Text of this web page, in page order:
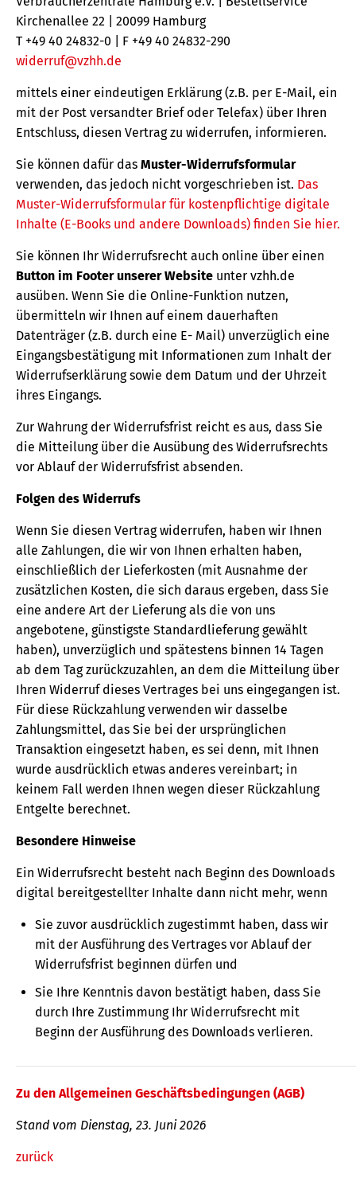
Kirchenallee 22 | 20099 Hamburg
T +49 40 24832-0 | F +49 40 24832-290
widerruf@vzhh.de
mittels einer eindeutigen Erklärung (z.B. per E-Mail, ein
mit der Post versandter Brief oder Telefax) über Ihren
Entschluss, diesen Vertrag zu widerrufen, informieren.
Sie können dafür das Muster-Widerrufsformular
verwenden, das jedoch nicht vorgeschrieben ist. Das
Muster-Widerrufsformular für kostenpflichtige digitale
Inhalte (E-Books und andere Downloads) finden Sie hier.
Sie können Ihr Widerrufsrecht auch online über einen
Button im Footer unserer Website unter vzhh.de
ausüben. Wenn Sie die Online-Funktion nutzen,
übermitteln wir Ihnen auf einem dauerhaften
Datenträger (z.B. durch eine E- Mail) unverzüglich eine
Eingangsbestätigung mit Informationen zum Inhalt der
Widerrufserklärung sowie dem Datum und der Uhrzeit
ihres Eingangs.
Zur Wahrung der Widerrufsfrist reicht es aus, dass Sie
die Mitteilung über die Ausübung des Widerrufsrechts
vor Ablauf der Widerrufsfrist absenden.
Folgen des Widerrufs
Wenn Sie diesen Vertrag widerrufen, haben wir Ihnen
alle Zahlungen, die wir von Ihnen erhalten haben,
einschließlich der Lieferkosten (mit Ausnahme der
zusätzlichen Kosten, die sich daraus ergeben, dass Sie
eine andere Art der Lieferung als die von uns
angebotene, günstigste Standardlieferung gewählt
haben), unverzüglich und spätestens binnen 14 Tagen
ab dem Tag zurückzuzahlen, an dem die Mitteilung über
Ihren Widerruf dieses Vertrages bei uns eingegangen ist.
Für diese Rückzahlung verwenden wir dasselbe
Zahlungsmittel, das Sie bei der ursprünglichen
Transaktion eingesetzt haben, es sei denn, mit Ihnen
wurde ausdrücklich etwas anderes vereinbart; in
keinem Fall werden Ihnen wegen dieser Rückzahlung
Entgelte berechnet.
Besondere Hinweise
Ein Widerrufsrecht besteht nach Beginn des Downloads
digital bereitgestellter Inhalte dann nicht mehr, wenn
Sie zuvor ausdrücklich zugestimmt haben, dass wir
mit der Ausführung des Vertrages vor Ablauf der
Widerrufsfrist beginnen dürfen und
Sie Ihre Kenntnis davon bestätigt haben, dass Sie
durch Ihre Zustimmung Ihr Widerrufsrecht mit
Beginn der Ausführung des Downloads verlieren.
Zu den Allgemeinen Geschäftsbedingungen (AGB)
Stand vom Dienstag, 23. Juni 2026
zurück